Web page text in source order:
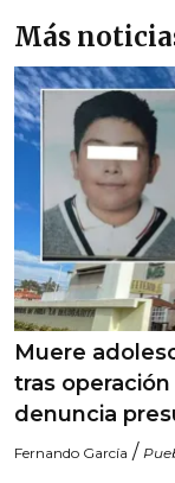
Más
Muere
tras
denuncia
Fernando García /